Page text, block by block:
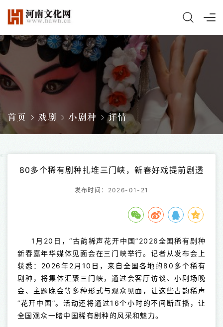
首页 戏剧 小剧种 详情
80多个稀有剧种扎堆三门峡，新春好戏提前剧透
发布时间：2026-01-21
1月20日，“古韵稀声花开中国”2026全国稀有剧种
新春嘉年华媒体见面会在三门峡举行。记者从发布会上
获悉：2026年2月10日，来自全国各地的80多个稀有
剧种，将集体汇聚三门峡，通过会客厅访谈、小剧场晚
会、主题晚会等多种形式与观众见面，让这些古韵稀声
“花开中国”。活动还将通过16个小时的不间断直播，让
全国观众一睹中国稀有剧种的风采和魅力。